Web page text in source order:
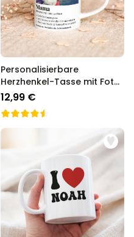
Personalisierbare
Herzhenkel-Tasse mit Foto
und Definition
12,99 €